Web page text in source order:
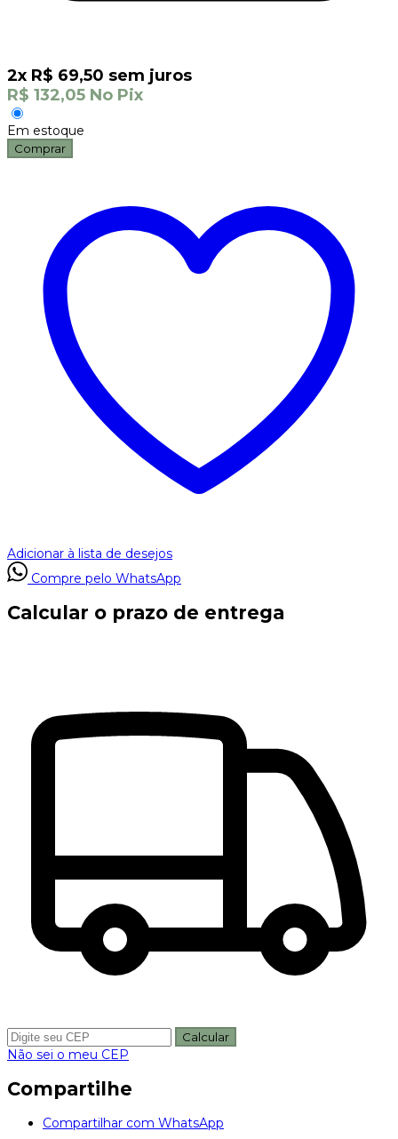
2x R$ 69,50 sem juros
R$ 132,05 No Pix
Em estoque
Comprar
Adicionar à lista de desejos
Compre pelo WhatsApp
Calcular o prazo de entrega
Calcular
Não sei o meu CEP
Compartilhe
Compartilhar com WhatsApp